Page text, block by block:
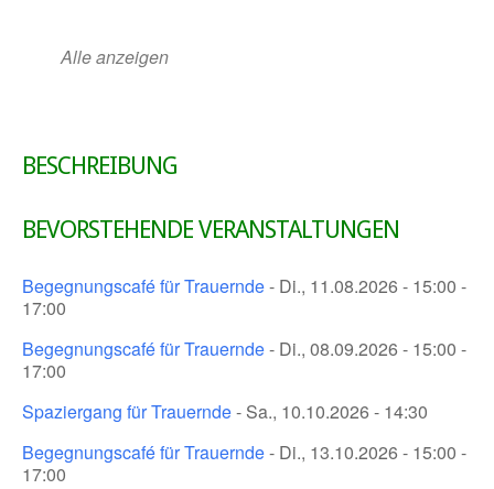
Alle anzeigen
BESCHREIBUNG
BEVORSTEHENDE VERANSTALTUNGEN
Begegnungscafé für Trauernde- Di., 11.08.2026 - 15:00 -
17:00
Begegnungscafé für Trauernde- Di., 08.09.2026 - 15:00 -
17:00
Spaziergang für Trauernde- Sa., 10.10.2026 - 14:30
Begegnungscafé für Trauernde- Di., 13.10.2026 - 15:00 -
17:00